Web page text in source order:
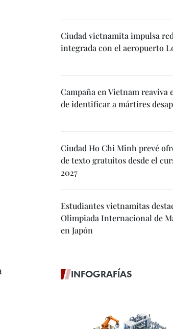
Ciudad vietnamita impulsa
integrada con el aeropuerto
Campaña en Vietnam reaviva
de identificar a mártires
Ciudad Ho Chi Minh prevé
de texto gratuitos desde el
2027
Estudiantes vietnamitas
Olimpiada Internacional de
en Japón
INFOGRAFÍAS